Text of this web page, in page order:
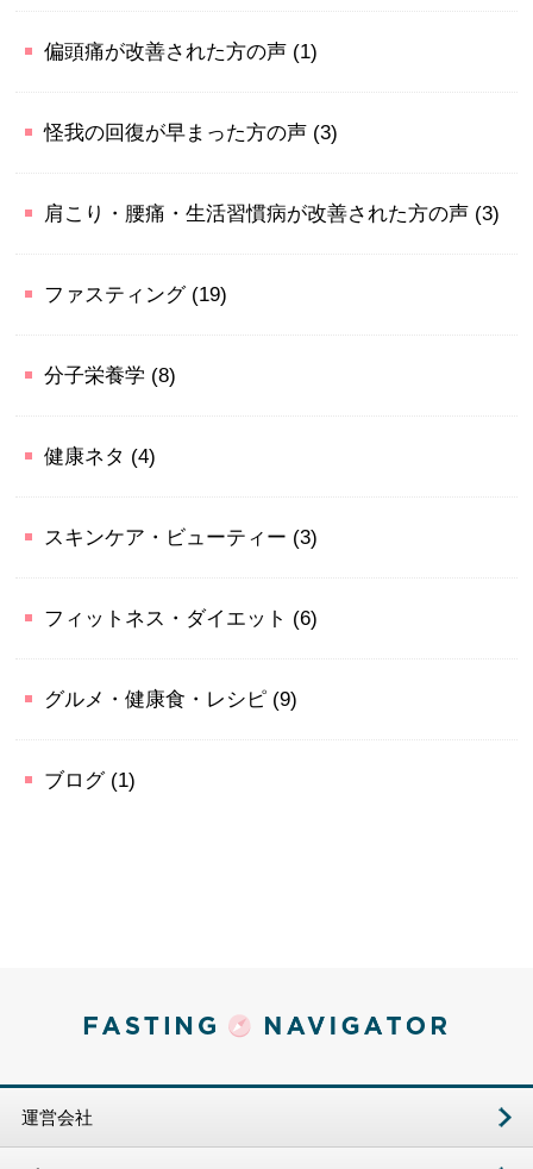
偏頭痛が改善された方の声 (1)
怪我の回復が早まった方の声 (3)
肩こり・腰痛・生活習慣病が改善された方の声 (3)
ファスティング(19)
分子栄養学 (8)
健康ネタ (4)
スキンケア・ビューティー (3)
フィットネス・ダイエット (6)
グルメ・健康食・レシピ (9)
ブログ(1)
運営会社